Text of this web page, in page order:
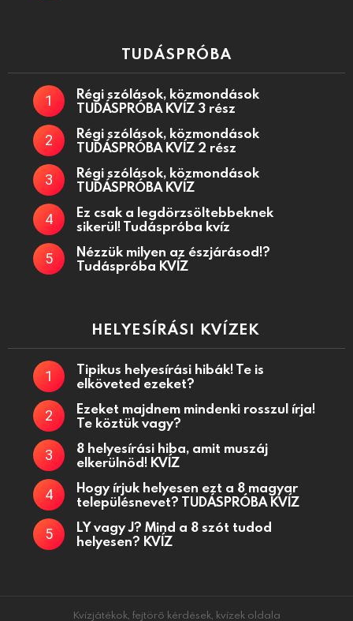
TUDÁSPRÓBA
Régi szólások, közmondások
TUDÁSPRÓBA KVÍZ 3 rész
Régi szólások, közmondások
TUDÁSPRÓBA KVÍZ 2 rész
Régi szólások, közmondások
TUDÁSPRÓBA KVÍZ
Ez csak a legdörzsöltebbeknek
sikerül! Tudáspróba kvíz
Nézzük milyen az észjárásod!?
Tudáspróba KVÍZ
HELYESÍRÁSI KVÍZEK
Tipikus helyesírási hibák! Te is
elköveted ezeket?
Ezeket majdnem mindenki rosszul írja!
Te köztük vagy?
8 helyesírási hiba, amit muszáj
elkerülnöd! KVÍZ
Hogy írjuk helyesen ezt a 8 magyar
településnevet? TUDÁSPRÓBA KVÍZ
LY vagy J? Mind a 8 szót tudod
helyesen? KVÍZ
Kvízjátékok, fejtörő kérdések, kvízek oldala